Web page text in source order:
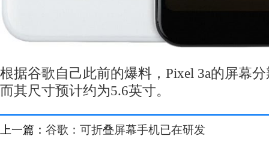
根据谷歌自己此前的爆料，Pixel 3a的屏幕
而其尺寸预计约为5.6英寸。
上一篇： 谷歌：可折叠屏幕手机已在研发